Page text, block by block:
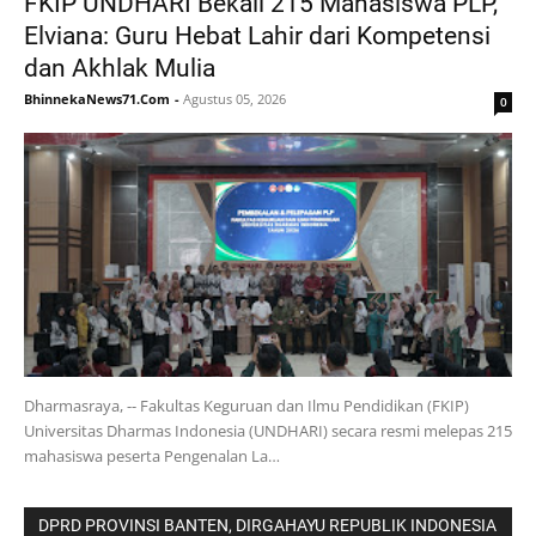
Elviana: Guru Hebat Lahir dari Kompetensi
dan Akhlak Mulia
BhinnekaNews71.Com - Agustus 05, 2026 0
Dharmasraya, -- Fakultas Keguruan dan Ilmu Pendidikan (FKIP)
Universitas Dharmas Indonesia (UNDHARI) secara resmi melepas 215
mahasiswa peserta Pengenalan La…
DPRD PROVINSI BANTEN, DIRGAHAYU REPUBLIK INDONESIA